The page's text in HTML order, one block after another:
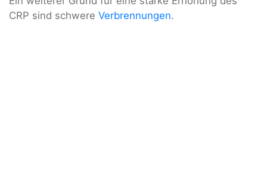
CRP sind schwere Verbrennungen.